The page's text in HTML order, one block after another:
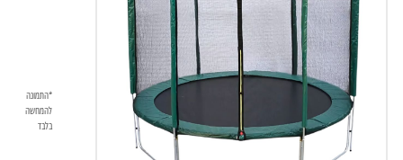
*התמונה
להמחשה
בלבד